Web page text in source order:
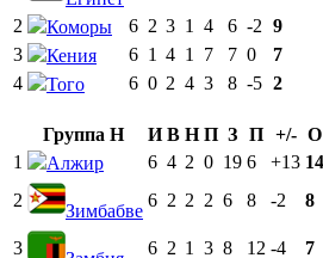
2
Коморы 6 2 3 1 4 6 -2 9
3
Кения 6 1 4 1 7 7 0
7
4
Того 6 0 2 4 3 8 -5 2
Группа H И В Н П З П +/- О
1
Алжир 6 4 2 0 19 6 +13 14
2
Зимбабве
6 2 2 2 6 8 -2 8
3 6 2 1 3 8 12 -4 7